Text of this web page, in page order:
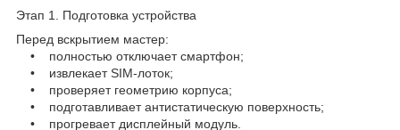
Этап 1. Подготовка устройства
Перед вскрытием мастер:
• полностью отключает смартфон;
• извлекает SIM-лоток;
• проверяет геометрию корпуса;
• подготавливает антистатическую поверхность;
• прогревает дисплейный модуль.